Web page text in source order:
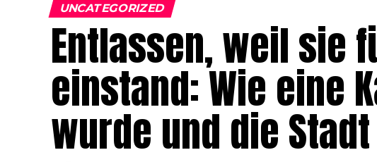
UNCATEGORIZED
Entlassen, weil sie
einstand: Wie eine
wurde und die